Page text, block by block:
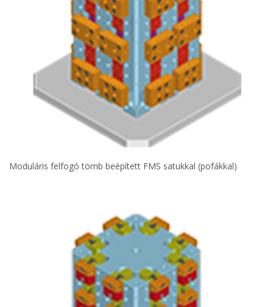
Moduláris felfogó tömb beépített FMS satukkal (pofákkal)